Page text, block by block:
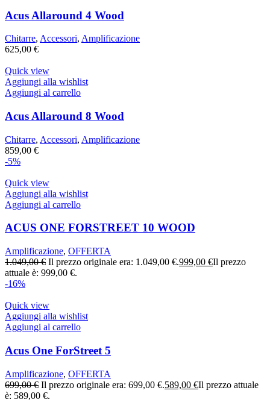
Acus Allaround 4 Wood
Chitarre, Accessori, Amplificazione
625,00 €
Quick view
Aggiungi alla wishlist
Aggiungi al carrello
Acus Allaround 8 Wood
Chitarre, Accessori, Amplificazione
859,00 €
-5%
Quick view
Aggiungi alla wishlist
Aggiungi al carrello
ACUS ONE FORSTREET 10 WOOD
Amplificazione, OFFERTA
1.049,00€ Il prezzo originale era: 1.049,00 €.999,00 €Il prezzo
attuale è: 999,00 €.
-16%
Quick view
Aggiungi alla wishlist
Aggiungi al carrello
Acus One ForStreet 5
Amplificazione, OFFERTA
699,00€ Il prezzo originale era: 699,00 €.589,00 €Il prezzo attuale
è: 589,00 €.